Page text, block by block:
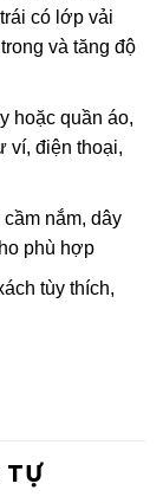
có lớp vải
và tăng độ
hoặc quần áo,
ví, điện thoại,
nắm, dây
phù hợp
tùy thích,
TỰ